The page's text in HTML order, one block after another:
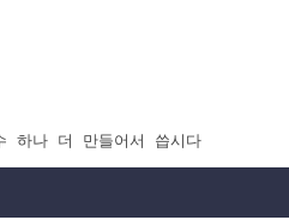
나 더 만들어서 씁시다